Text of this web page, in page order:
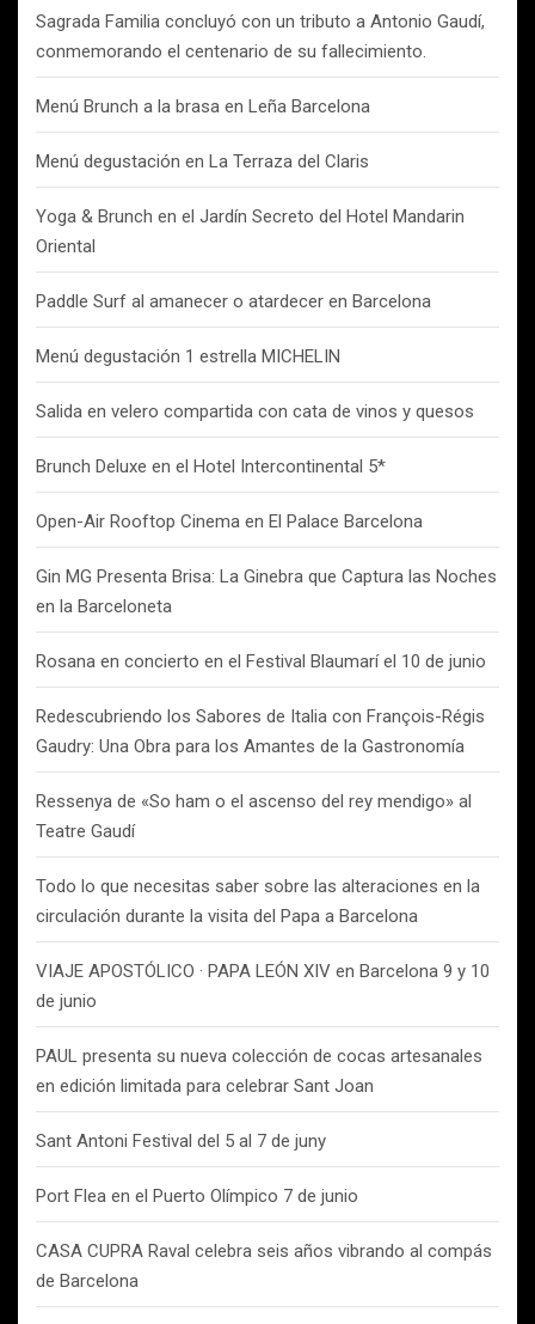
Sagrada Familia concluyó con un tributo a Antonio Gaudí,
conmemorando el centenario de su fallecimiento.
Menú Brunch a la brasa en Leña Barcelona
Menú degustación en La Terraza del Claris
Yoga & Brunch en el Jardín Secreto del Hotel Mandarin
Oriental
Paddle Surf al amanecer o atardecer en Barcelona
Menú degustación 1 estrella MICHELIN
Salida en velero compartida con cata de vinos y quesos
Brunch Deluxe en el Hotel Intercontinental 5*
Open-Air Rooftop Cinema en El Palace Barcelona
Gin MG Presenta Brisa: La Ginebra que Captura las Noches
en la Barceloneta
Rosana en concierto en el Festival Blaumarí el 10 de junio
Redescubriendo los Sabores de Italia con François-Régis
Gaudry: Una Obra para los Amantes de la Gastronomía
Ressenya de «So ham o el ascenso del rey mendigo» al
Teatre Gaudí
Todo lo que necesitas saber sobre las alteraciones en la
circulación durante la visita del Papa a Barcelona
VIAJE APOSTÓLICO · PAPA LEÓN XIV en Barcelona 9 y 10
de junio
PAUL presenta su nueva colección de cocas artesanales
en edición limitada para celebrar Sant Joan
Sant Antoni Festival del 5 al 7 de juny
Port Flea en el Puerto Olímpico 7 de junio
CASA CUPRA Raval celebra seis años vibrando al compás
de Barcelona